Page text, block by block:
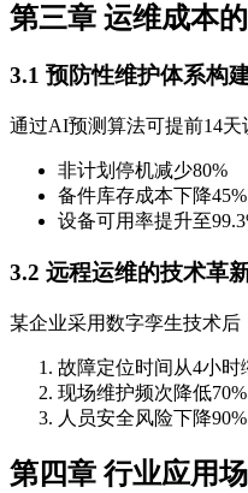
第三章 运维成本
3.1 预防性维护体系构
通过AI预测算法可提前14天
非计划停机减少80%
备件库存成本下降45%
设备可用率提升至
3.2 远程运维的技术革
某企业采用数字孪生技术后
故障定位时间从4小时
现场维护频次降低70%
人员安全风险下降90%
第四章 行业应用